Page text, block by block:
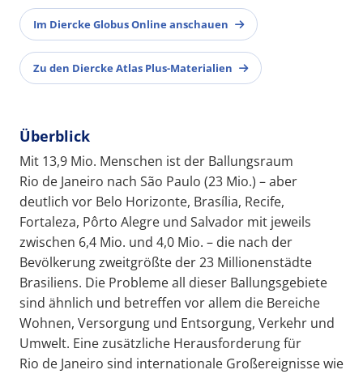
Im Diercke Globus Online anschauen
Zu den Diercke Atlas Plus-Materialien
Überblick
Mit 13,9 Mio. Menschen ist der Ballungsraum
Rio de Janeiro nach São Paulo (23 Mio.) – aber
deutlich vor Belo Horizonte, Brasília, Recife,
Fortaleza, Pôrto Alegre und Salvador mit jeweils
zwischen 6,4 Mio. und 4,0 Mio. – die nach der
Bevölkerung zweitgrößte der 23 Millionenstädte
Brasiliens. Die Probleme all dieser Ballungsgebiete
sind ähnlich und betreffen vor allem die Bereiche
Wohnen, Versorgung und Entsorgung, Verkehr und
Umwelt. Eine zusätzliche Herausforderung für
Rio de Janeiro sind internationale Großereignisse wie